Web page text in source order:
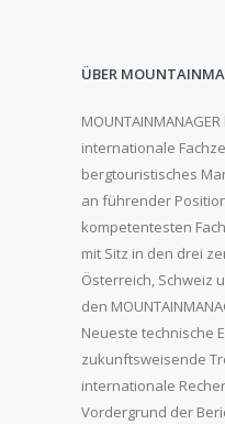
ÜBER
internationale
bergtouristisches
an führender
kompetentesten
mit Sitz in den drei
Österreich, Schweiz
den
Neueste technische
zukunftsweisende
internationale
Vordergrund der